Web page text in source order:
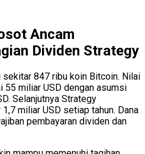
Ancam
Dividen Strategy
847 ribu koin Bitcoin. Nilai
miliar USD dengan asumsi
Selanjutnya Strategy
miliar USD setiap tahun. Dana
pembayaran dividen dan